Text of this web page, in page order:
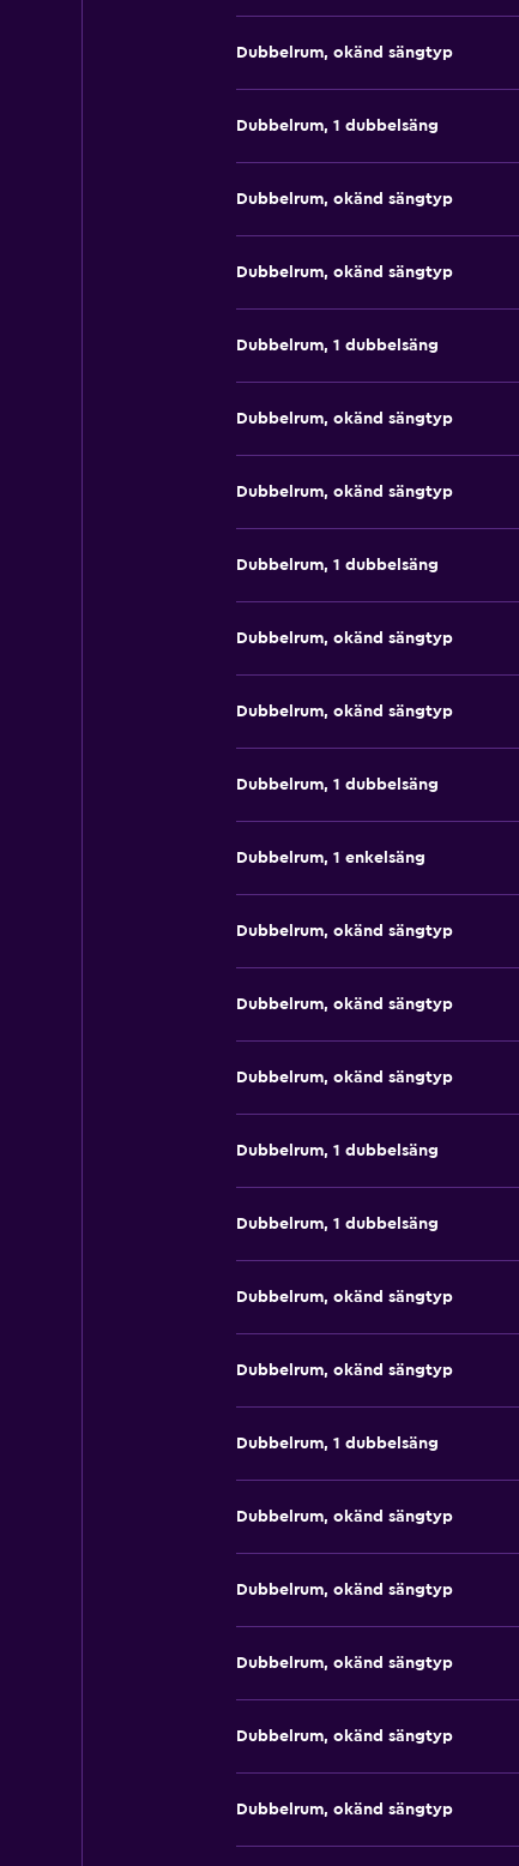
Dubbelrum, okänd sängtyp
Dubbelrum, 1 dubbelsäng
Dubbelrum, okänd sängtyp
Dubbelrum, okänd sängtyp
Dubbelrum, 1 dubbelsäng
Dubbelrum, okänd sängtyp
Dubbelrum, okänd sängtyp
Dubbelrum, 1 dubbelsäng
Dubbelrum, okänd sängtyp
Dubbelrum, okänd sängtyp
Dubbelrum, 1 dubbelsäng
Dubbelrum, 1 enkelsäng
Dubbelrum, okänd sängtyp
Dubbelrum, okänd sängtyp
Dubbelrum, okänd sängtyp
Dubbelrum, 1 dubbelsäng
Dubbelrum, 1 dubbelsäng
Dubbelrum, okänd sängtyp
Dubbelrum, okänd sängtyp
Dubbelrum, 1 dubbelsäng
Dubbelrum, okänd sängtyp
Dubbelrum, okänd sängtyp
Dubbelrum, okänd sängtyp
Dubbelrum, okänd sängtyp
Dubbelrum, okänd sängtyp